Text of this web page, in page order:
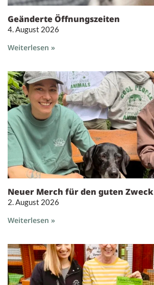
Geänderte Öffnungszeiten
4. August 2026
Weiterlesen »
Neuer Merch für den guten Zweck
2. August 2026
Weiterlesen »